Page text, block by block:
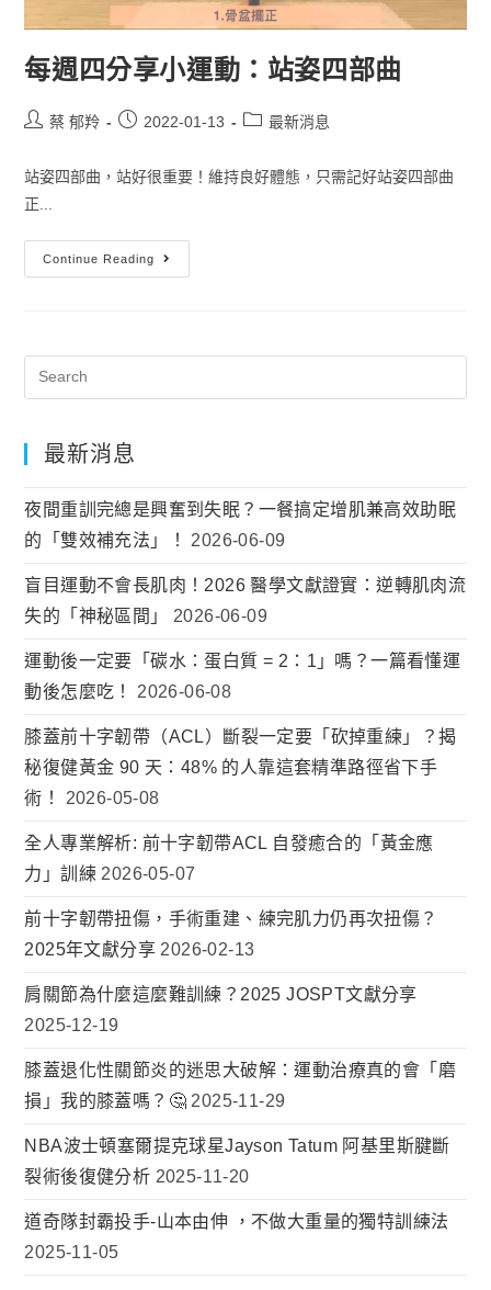
每週四分享小運動：站姿四部曲
蔡 郁羚 2022-01-13 最新消息
站姿四部曲，站好很重要！維持良好體態，只需記好站姿四部曲
正...
Continue Reading
最新消息
夜間重訓完總是興奮到失眠？一餐搞定增肌兼高效助眠
的「雙效補充法」！
2026-06-09
盲目運動不會長肌肉！2026 醫學文獻證實：逆轉肌肉流
失的「神秘區間」
2026-06-09
運動後一定要「碳水：蛋白質 = 2：1」嗎？一篇看懂運
動後怎麼吃！
2026-06-08
膝蓋前十字韌帶（ACL）斷裂一定要「砍掉重練」？揭
秘復健黃金 90 天：48% 的人靠這套精準路徑省下手
術！
2026-05-08
全人專業解析: 前十字韌帶ACL 自發癒合的「黃金應
力」訓練 2026-05-07
前十字韌帶扭傷，手術重建、練完肌力仍再次扭傷？
2025年文獻分享 2026-02-13
肩關節為什麼這麼難訓練？2025 JOSPT文獻分享
2025-12-19
膝蓋退化性關節炎的迷思大破解：運動治療真的會「磨
損」我的膝蓋嗎？🤔 2025-11-29
NBA波士頓塞爾提克球星Jayson Tatum 阿基里斯腱斷
裂術後復健分析 2025-11-20
道奇隊封霸投手-山本由伸 ，不做大重量的獨特訓練法
2025-11-05